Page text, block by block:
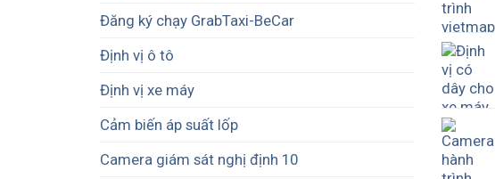
Đăng ký chạy GrabTaxi-BeCar
Định vị ô tô
Định vị xe máy
Cảm biến áp suất lốp
Camera giám sát nghị định 10